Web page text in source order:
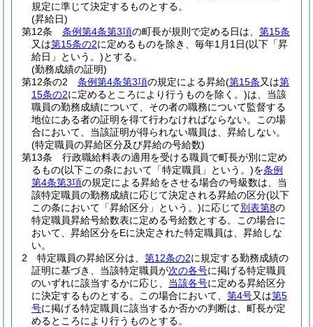
規定に準じて決定するものとする。
(昇給日)
第12条
条例第4条第3項の町長が規則で定める日は、 第15条
又は第15条の2に定めるものを除き、毎年1月1日(以下「昇
給日」という。)とする。
(勤務成績の証明)
第12条の2
条例第4条第3項の規定による昇給(第15条又は第
15条の2に定めるところにより行うものを除く。)は、当該
職員の勤務成績について、その者の職務について監督する
地位にある者の証明を得て行わなければならない。
この場
合において、当該証明が得られない職員は、昇給しない。
(特定職員の昇給区分及び昇給の号給数)
第13条
行政職給料表の適用を受ける職員で町長が別に定め
るもの(以下この条において「特定職員」という。)を条例
第4条第3項の規定による昇給をさせる場合の号級数は、当
該特定職員の勤務成績に応じて決定される昇給の区分(以下
この条において「昇給区分」という。)に応じて別表第8の
特定職員昇給号給数表に定める号給数とする。
この場合に
おいて、昇給区分をEに決定された特定職員は、昇給しな
い。
2
特定職員の昇給区分は、 第12条の2に規定する勤務成績の
証明に基づき、当該特定職員が次の各号に掲げる特定職員
のいずれに該当するかに応じ、 当該各号に定める昇給区分
に決定するものとする。
この場合において、 第4号又は第5
号に掲げる特定職員に該当するか否かの判断は、町長が定
めるところにより行うものとする。